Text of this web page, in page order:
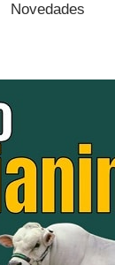
Novedades